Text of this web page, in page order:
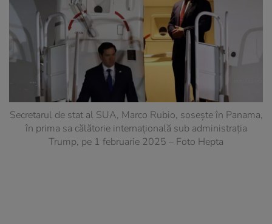
Secretarul de stat al SUA, Marco Rubio, sosește în Panama,
în prima sa călătorie internațională sub administrația
Trump, pe 1 februarie 2025 – Foto Hepta